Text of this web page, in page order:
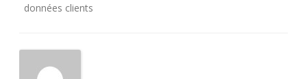
données clients